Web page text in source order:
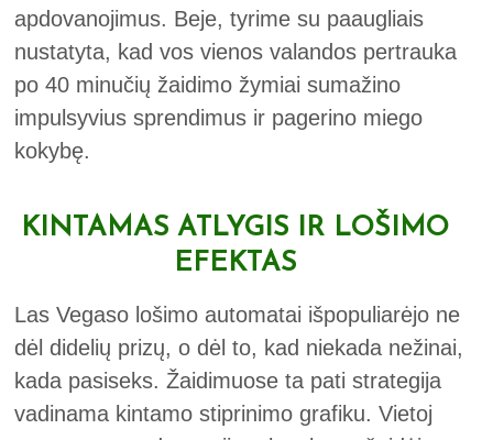
apdovanojimus. Beje, tyrime su paaugliais
nustatyta, kad vos vienos valandos pertrauka
po 40 minučių žaidimo žymiai sumažino
impulsyvius sprendimus ir pagerino miego
kokybę.
KINTAMAS ATLYGIS IR LOŠIMO
EFEKTAS
Las Vegaso lošimo automatai išpopuliarėjo ne
dėl didelių prizų, o dėl to, kad niekada nežinai,
kada pasiseks. Žaidimuose ta pati strategija
vadinama kintamo stiprinimo grafiku. Vietoj